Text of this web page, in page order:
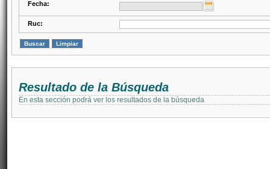
Fecha:
Ruc:
Resultado de la Búsqueda
En esta sección podrá ver los resultados de la búsqueda